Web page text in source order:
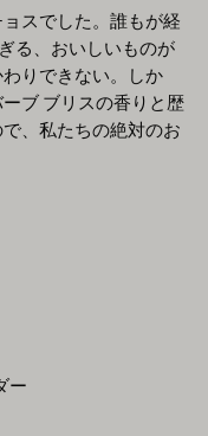
スでした。誰もが経
る、おいしいものが
りできない。しか
ブ ブリスの香りと歴
、私たちの絶対のお
ー